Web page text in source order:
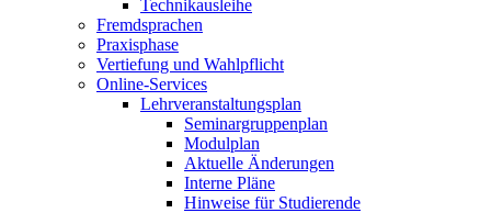
Technikausleihe
Fremdsprachen
Praxisphase
Vertiefung und Wahlpflicht
Online-Services
Lehrveranstaltungsplan
Seminargruppenplan
Modulplan
Aktuelle Änderungen
Interne Pläne
Hinweise für Studierende